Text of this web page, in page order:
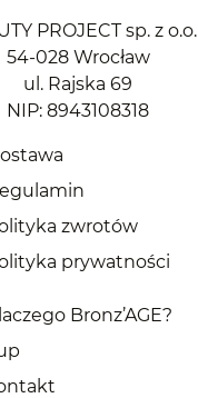
PROJECT sp. z o.o.
54-028 Wrocław
ul. Rajska 69
NIP: 8943108318
zwrotów
prywatności
Bronz’AGE?